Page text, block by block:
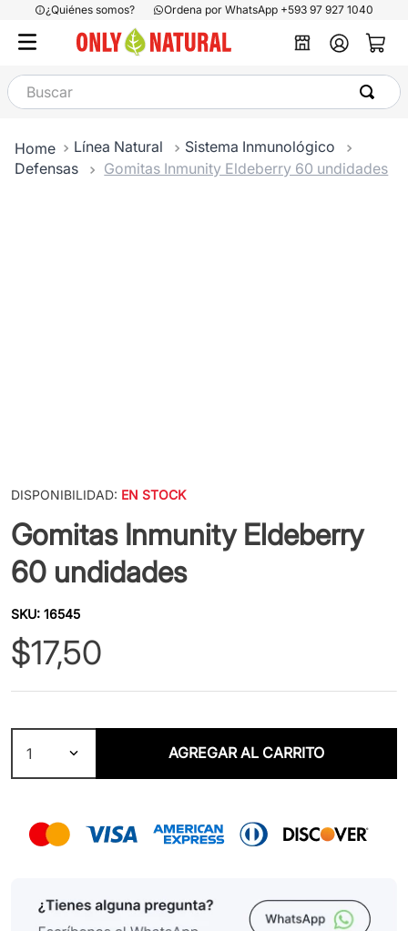
¿Quiénes somos? Ordena por WhatsApp +593 97 927 1040
Buscar
Línea Natural
Sistema Inmunológico
Defensas
Gomitas Inmunity Eldeberry 60 undidades
DISPONIBILIDAD: EN STOCK
Gomitas Inmunity Eldeberry
60 undidades
SKU:16545
$17,50
1 AGREGAR AL CARRITO